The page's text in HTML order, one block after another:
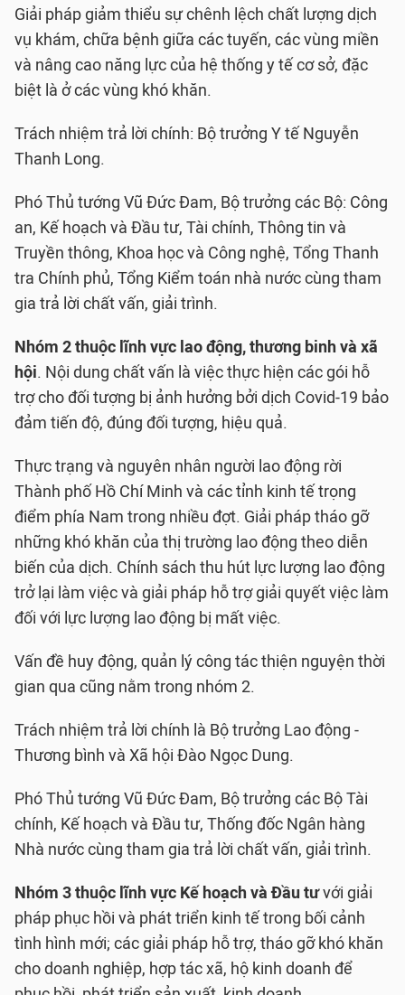
Giải pháp giảm thiểu sự chênh lệch chất lượng dịch
vụ khám, chữa bệnh giữa các tuyến, các vùng miền
và nâng cao năng lực của hệ thống y tế cơ sở, đặc
biệt là ở các vùng khó khăn.
Trách nhiệm trả lời chính: Bộ trưởng Y tế Nguyễn
Thanh Long.
Phó Thủ tướng Vũ Đức Đam, Bộ trưởng các Bộ: Công
an, Kế hoạch và Đầu tư, Tài chính, Thông tin và
Truyền thông, Khoa học và Công nghệ, Tổng Thanh
tra Chính phủ, Tổng Kiểm toán nhà nước cùng tham
gia trả lời chất vấn, giải trình.
Nhóm 2 thuộc lĩnh vực lao động, thương binh và xã
hội. Nội dung chất vấn là việc thực hiện các gói hỗ
trợ cho đối tượng bị ảnh hưởng bởi dịch Covid-19 bảo
đảm tiến độ, đúng đối tượng, hiệu quả.
Thực trạng và nguyên nhân người lao động rời
Thành phố Hồ Chí Minh và các tỉnh kinh tế trọng
điểm phía Nam trong nhiều đợt. Giải pháp tháo gỡ
những khó khăn của thị trường lao động theo diễn
biến của dịch. Chính sách thu hút lực lượng lao động
trở lại làm việc và giải pháp hỗ trợ giải quyết việc làm
đối với lực lượng lao động bị mất việc.
Vấn đề huy động, quản lý công tác thiện nguyện thời
gian qua cũng nằm trong nhóm 2.
Trách nhiệm trả lời chính là Bộ trưởng Lao động -
Thương bình và Xã hội Đào Ngọc Dung.
Phó Thủ tướng Vũ Đức Đam, Bộ trưởng các Bộ Tài
chính, Kế hoạch và Đầu tư, Thống đốc Ngân hàng
Nhà nước cùng tham gia trả lời chất vấn, giải trình.
Nhóm 3 thuộc lĩnh vực Kế hoạch và Đầu tưvới giải
pháp phục hồi và phát triển kinh tế trong bối cảnh
tình hình mới; các giải pháp hỗ trợ, tháo gỡ khó khăn
cho doanh nghiệp, hợp tác xã, hộ kinh doanh để